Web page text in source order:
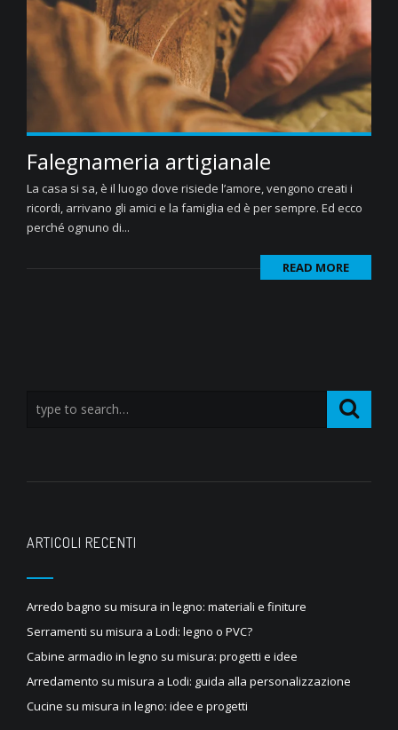
Falegnameria artigianale
La casa si sa, è il luogo dove risiede l’amore, vengono creati i
ricordi, arrivano gli amici e la famiglia ed è per sempre. Ed ecco
perché ognuno di...
READ MORE
ARTICOLI RECENTI
Arredo bagno su misura in legno: materiali e finiture
Serramenti su misura a Lodi: legno o PVC?
Cabine armadio in legno su misura: progetti e idee
Arredamento su misura a Lodi: guida alla personalizzazione
Cucine su misura in legno: idee e progetti